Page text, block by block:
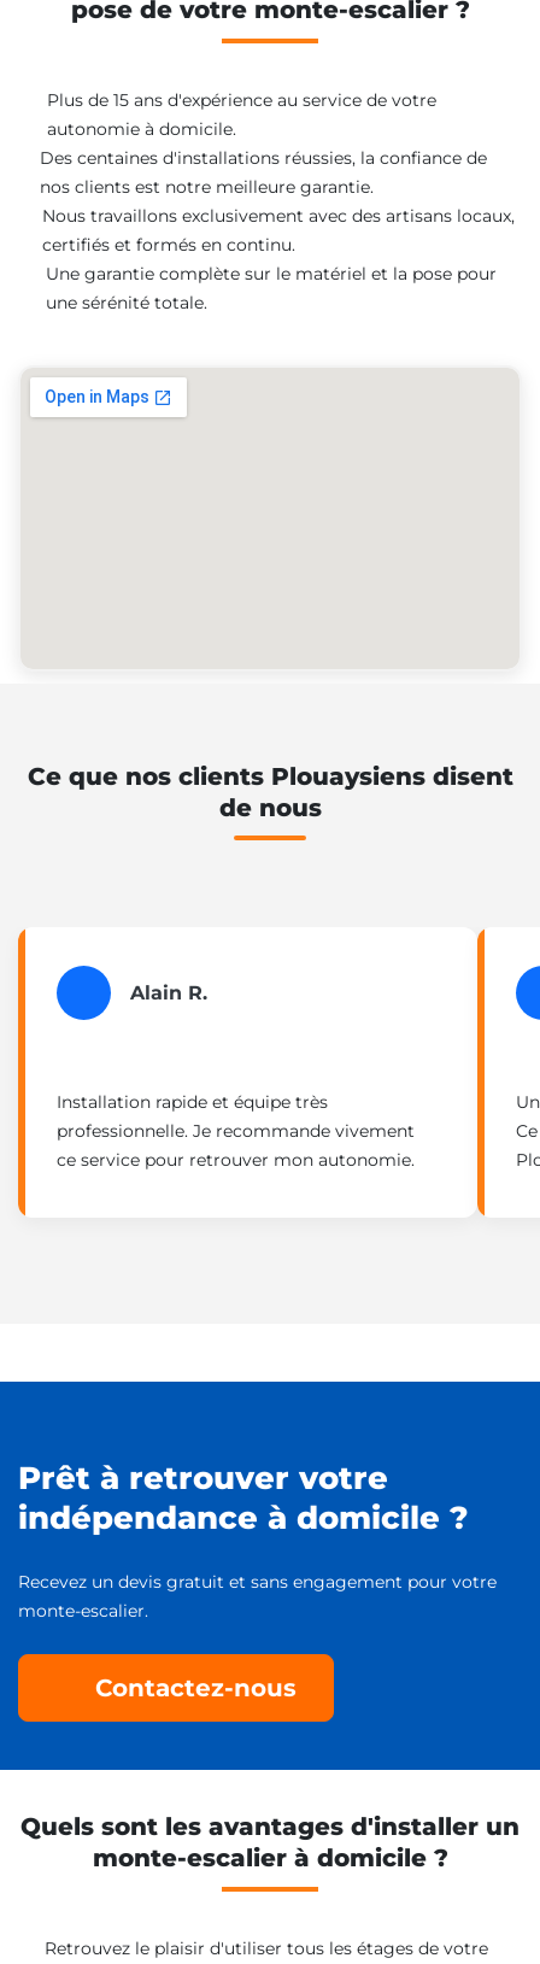
pose de votre monte-escalier ?
Plus de 15 ans d'expérience au service de votre
autonomie à domicile.
Des centaines d'installations réussies, la confiance de
nos clients est notre meilleure garantie.
Nous travaillons exclusivement avec des artisans locaux,
certifiés et formés en continu.
Une garantie complète sur le matériel et la pose pour
une sérénité totale.
Ce que nos clients Plouaysiens disent
de nous
Alain R.
Installation rapide et équipe très
professionnelle. Je recommande vivement
ce service pour retrouver mon autonomie.
Prêt à retrouver votre
indépendance à domicile ?
Recevez un devis gratuit et sans engagement pour votre
monte-escalier.
Contactez-nous
Quels sont les avantages d'installer un
monte-escalier à domicile ?
Retrouvez le plaisir d'utiliser tous les étages de votre